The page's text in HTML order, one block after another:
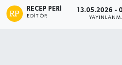
RECEP PERI
EDITÖR
13.05.2026 -
Son Dakika Haberleri